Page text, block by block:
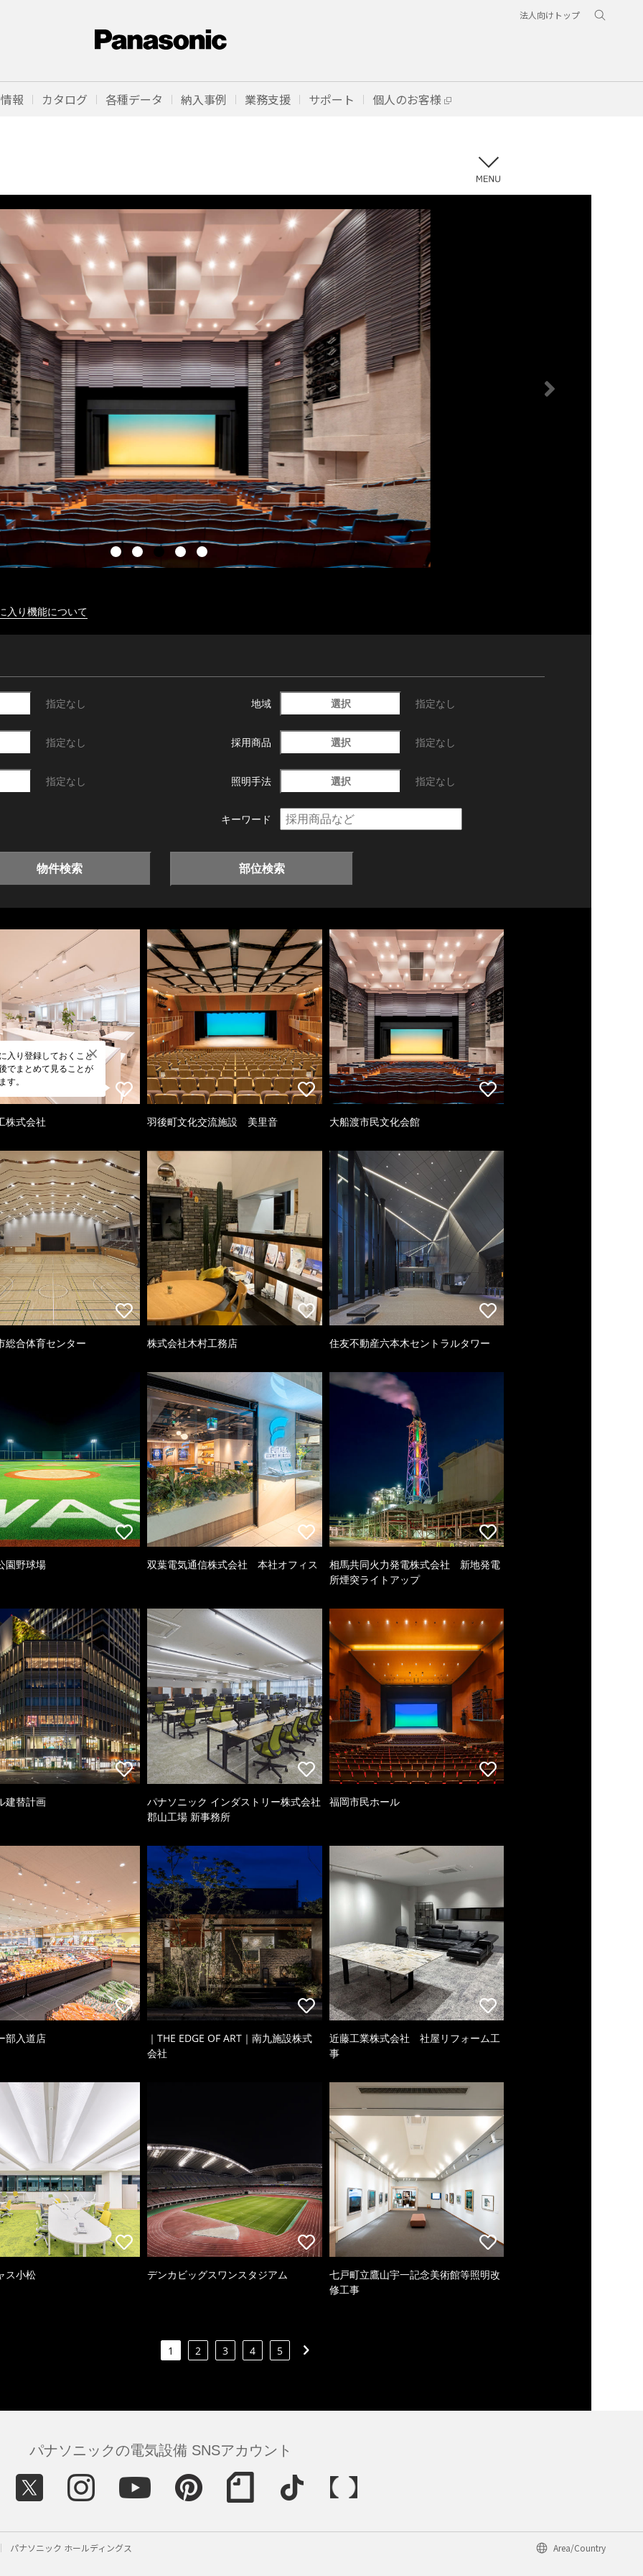
法人向けトップ
報 カタログ 各種データ 納入事例 業務支援 サポート 個人のお客様
入り機能について
指定なし 地域 選択 指定なし
指定なし 採用商品 選択 指定なし
指定なし 照明手法 選択 指定なし
キーワード
物件検索 部位検索
入り登録しておくこと
でまとめて見ることが
す。
株式会社 羽後町文化交流施設 美里音 大船渡市民文化会館
総合体育センター 株式会社木村工務店 住友不動産六本木セントラルタワー
園野球場 双葉電気通信株式会社 本社オフィス
相馬共同火力発電株式会社 新地発電
所煙突ライトアップ
建替計画
パナソニック インダストリー株式会社
郡山工場 新事務所
福岡市民ホール
部入道店
｜THE EDGE OF ART｜南九施設株式
会社
近藤工業株式会社 社屋リフォーム工
事
ス小松 デンカビッグスワンスタジアム
七戸町立鷹山宇一記念美術館等照明改
修工事
1 2 3 4 5
パナソニックの電気設備 SNSアカウント
パナソニック ホールディングス Area/Country